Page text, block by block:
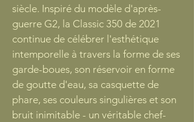
siècle. Inspiré du modèle d'après-
guerre G2, la Classic 350 de 2021
continue de célébrer l'esthétique
intemporelle à travers la forme de ses
garde-boues, son réservoir en forme
de goutte d'eau, sa casquette de
phare, ses couleurs singulières et son
bruit inimitable - un véritable chef-